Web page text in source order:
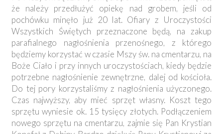
że należy przedłużyć opiekę nad grobem, jeśli od
pochówku minęło już 20 lat. Ofiary z Uroczystości
Wszystkich Świętych przeznaczone będą, na zakup
parafialnego nagłośnienia przenośnego, z którego
będziemy korzystać w czasie Mszy św. na cmentarzu, na
Boże Ciało i przy innych uroczystościach, kiedy będzie
potrzebne nagłośnienie zewnętrzne, dalej od kościoła.
Do tej pory korzystaliśmy z nagłośnienia użyczonego.
Czas najwyższy, aby mieć sprzęt własny. Koszt tego
sprzętu wyniesie ok. 15 tysięcy złotych. Podłączeniem
nowego sprzętu na cmentarzu, zajmie się Pan Krystian